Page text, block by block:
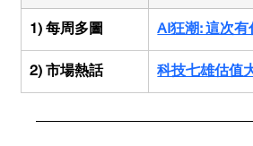
1) 每周多圖 AI狂潮: 這次
2) 市場熱話 科技七雄估值